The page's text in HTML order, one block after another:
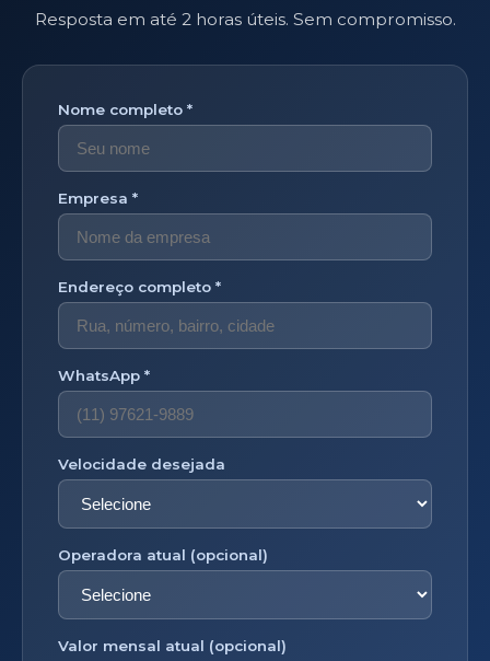
Resposta em até 2 horas úteis. Sem compromisso.
Nome completo *
Empresa *
Endereço completo *
WhatsApp *
Velocidade desejada
Operadora atual (opcional)
Valor mensal atual (opcional)